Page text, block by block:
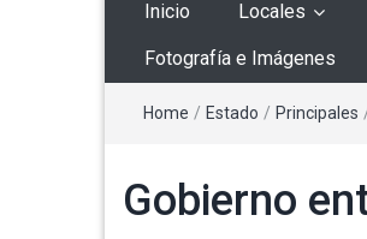
Inicio Locales
Fotografía e Imágenes
Home / Estado / Principales
Gobierno